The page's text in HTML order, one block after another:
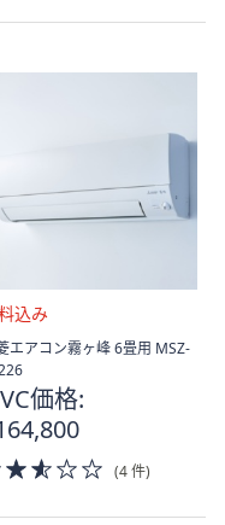
エアコン霧ヶ峰 6畳用 MSZ-
価格:
2.5
of
(4 件)